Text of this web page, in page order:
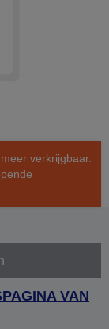
verkrijgbaar.
VAN